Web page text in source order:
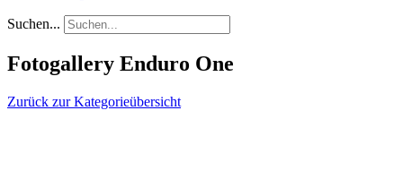
Suchen...
Fotogallery Enduro One
Zurück zur Kategorieübersicht